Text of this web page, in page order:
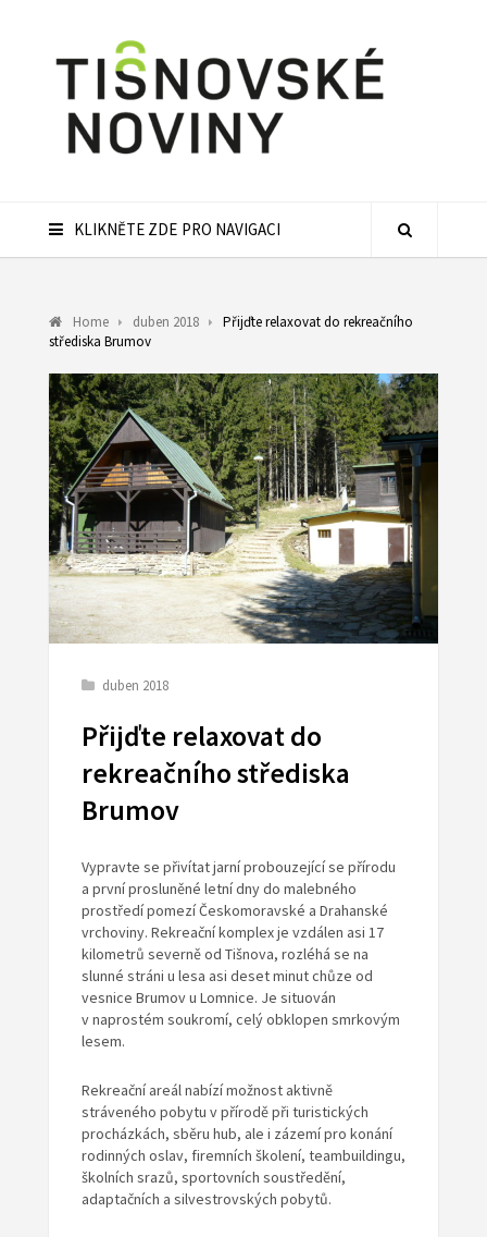
KLIKNĚTE ZDE PRO NAVIGACI
Home duben 2018
Přijďte relaxovat do rekreačního
střediska Brumov
duben 2018
Přijďte relaxovat do
rekreačního střediska
Brumov
Vypravte se přivítat jarní probouzející se přírodu
a první prosluněné letní dny do malebného
prostředí pomezí Českomoravské a Drahanské
vrchoviny. Rekreační komplex je vzdálen asi 17
kilometrů severně od Tišnova, rozléhá se na
slunné stráni u lesa asi deset minut chůze od
vesnice Brumov u Lomnice. Je situován
v naprostém soukromí, celý obklopen smrkovým
lesem.
Rekreační areál nabízí možnost aktivně
stráveného pobytu v přírodě při turistických
procházkách, sběru hub, ale i zázemí pro konání
rodinných oslav, firemních školení, teambuildingu,
školních srazů, sportovních soustředění,
adaptačních a silvestrovských pobytů.